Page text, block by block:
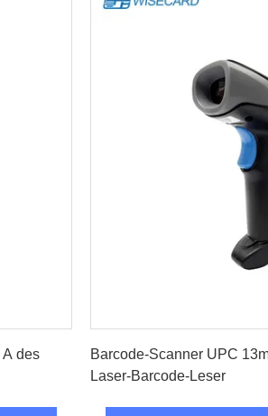
des
Barcode-Scanner UPC
Laser-Barcode-Leser